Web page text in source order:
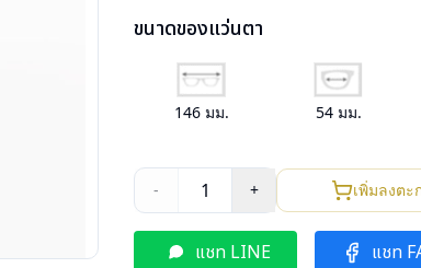
ขนาดของแว่นตา
146 มม. 54 มม.
- 1 + เพิ่มลงตะ
แชท LINE แชท